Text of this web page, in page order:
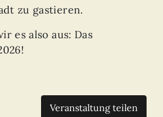
zu gastieren.
es also aus: Das
Veranstaltung teilen